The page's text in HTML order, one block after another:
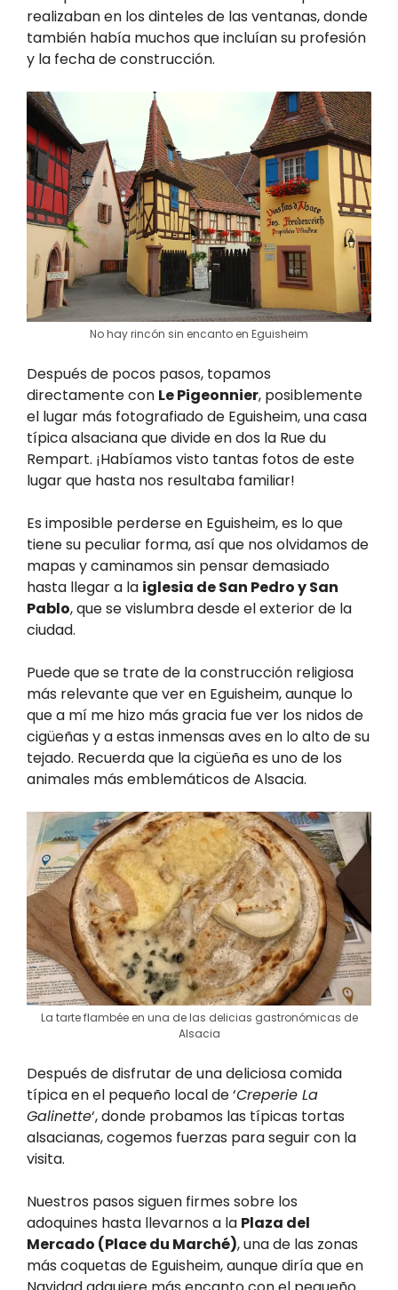
realizaban en los dinteles de las ventanas, donde
también había muchos que incluían su profesión
y la fecha de construcción.
No hay rincón sin encanto en Eguisheim
Después de pocos pasos, topamos
directamente con Le Pigeonnier, posiblemente
el lugar más fotografiado de Eguisheim, una casa
típica alsaciana que divide en dos la Rue du
Rempart. ¡Habíamos visto tantas fotos de este
lugar que hasta nos resultaba familiar!
Es imposible perderse en Eguisheim, es lo que
tiene su peculiar forma, así que nos olvidamos de
mapas y caminamos sin pensar demasiado
hasta llegar a la iglesia de San Pedro y San
Pablo, que se vislumbra desde el exterior de la
ciudad.
Puede que se trate de la construcción religiosa
más relevante que ver en Eguisheim, aunque lo
que a mí me hizo más gracia fue ver los nidos de
cigüeñas y a estas inmensas aves en lo alto de su
tejado. Recuerda que la cigüeña es uno de los
animales más emblemáticos de Alsacia.
La tarte flambée en una de las delicias gastronómicas de
Alsacia
Después de disfrutar de una deliciosa comida
típica en el pequeño local de ‘Creperie La
Galinette‘, donde probamos las típicas tortas
alsacianas, cogemos fuerzas para seguir con la
visita.
Nuestros pasos siguen firmes sobre los
adoquines hasta llevarnos a la Plaza del
Mercado (Place du Marché), una de las zonas
más coquetas de Eguisheim, aunque diría que en